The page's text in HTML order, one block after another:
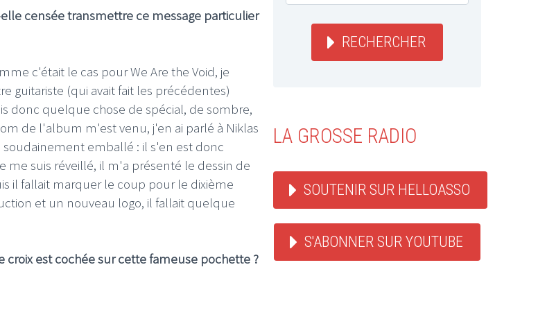
censée transmettre ce message particulier
c'était le cas pour We Are the Void, je
guitariste (qui avait fait les précédentes)
donc quelque chose de spécial, de sombre,
de l'album m'est venu, j'en ai parlé à Niklas
soudainement emballé : il s'en est donc
me suis réveillé, il m'a présenté le dessin de
il fallait marquer le coup pour le dixième
et un nouveau logo, il fallait quelque
est cochée sur cette fameuse pochette ?
RECHERCHER
LA GROSSE RADIO
SOUTENIR SUR HELLOASSO
S'ABONNER SUR YOUTUBE